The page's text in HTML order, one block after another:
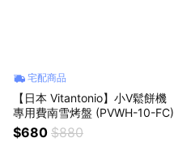
宅配商品
【日本 Vitantonio】小V鬆餅機
專用費南雪烤盤 (PVWH-10-FC)
$680 $880